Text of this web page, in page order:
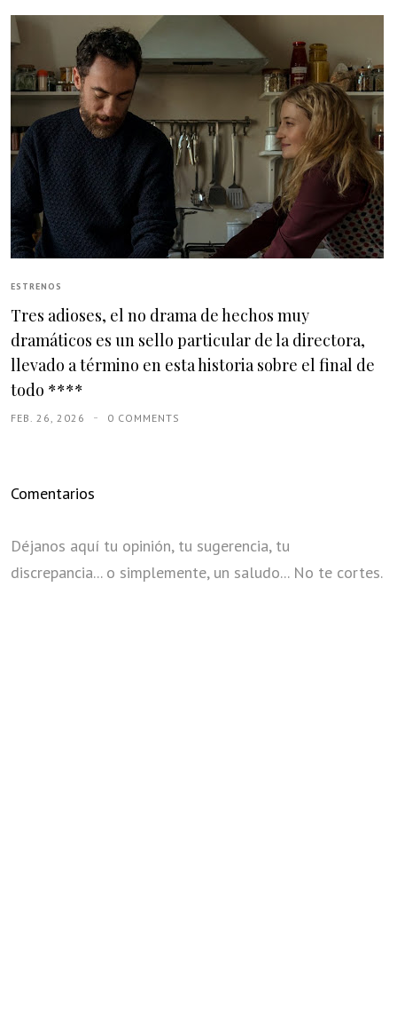
ESTRENOS
Tres adioses, el no drama de hechos muy
dramáticos es un sello particular de la directora,
llevado a término en esta historia sobre el final de
todo ****
FEB. 26, 2026 0 COMMENTS
Comentarios
Déjanos aquí tu opinión, tu sugerencia, tu
discrepancia... o simplemente, un saludo... No te cortes.